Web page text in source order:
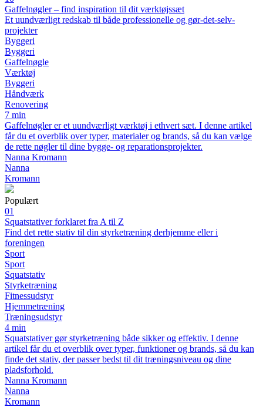
Gaffelnøgler – find inspiration til dit værktøjssæt
Et uundværligt redskab til både professionelle og gør-det-selv-
projekter
Byggeri
Byggeri
Gaffelnøgle
Værktøj
Byggeri
Håndværk
Renovering
7 min
Gaffelnøgler er et uundværligt værktøj i ethvert sæt. I denne artikel
får du et overblik over typer, materialer og brands, så du kan vælge
de rette nøgler til dine bygge- og reparationsprojekter.
Nanna Kromann
Nanna
Kromann
Populært
01
Squatstativer forklaret fra A til Z
Find det rette stativ til din styrketræning derhjemme eller i
foreningen
Sport
Sport
Squatstativ
Styrketræning
Fitnessudstyr
Hjemmetræning
Træningsudstyr
4 min
Squatstativer gør styrketræning både sikker og effektiv. I denne
artikel får du et overblik over typer, funktioner og brands, så du kan
finde det stativ, der passer bedst til dit træningsniveau og dine
pladsforhold.
Nanna Kromann
Nanna
Kromann